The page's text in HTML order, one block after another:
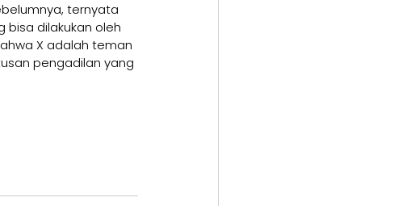
ternyata
bisa dilakukan oleh
X adalah teman
pengadilan yang